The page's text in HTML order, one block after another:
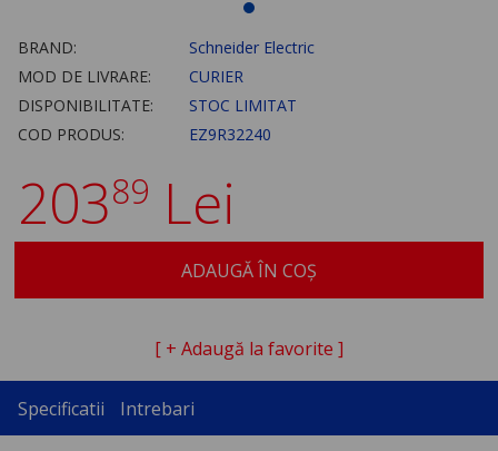
BRAND:
Schneider Electric
MOD DE LIVRARE:
CURIER
DISPONIBILITATE:
STOC LIMITAT
COD PRODUS:
EZ9R32240
20389 Lei
ADAUGĂ ÎN COȘ
[ + Adaugă la favorite ]
Specificatii Intrebari